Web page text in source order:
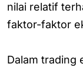
nilai relatif
faktor-faktor
Dalam trading